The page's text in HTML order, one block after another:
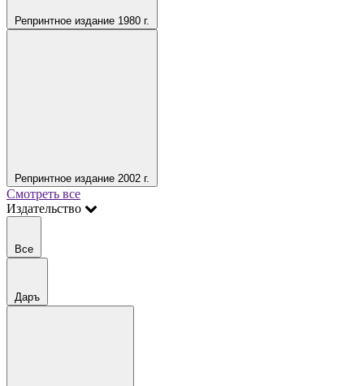
Репринтное издание 1980 г.
Репринтное издание 2002 г.
Смотреть все
Издательство
Все
Даръ